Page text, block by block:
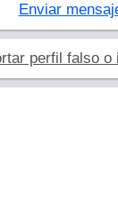
Enviar
perfil falso o